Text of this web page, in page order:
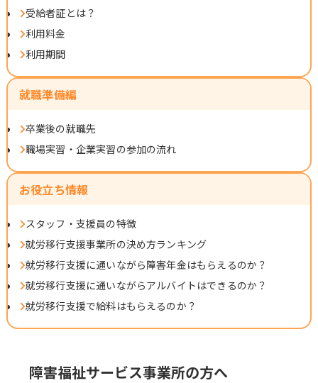
受給者証とは？
利用料金
利用期間
就職準備編
卒業後の就職先
職場実習・企業実習の参加の流れ
お役立ち情報
スタッフ・支援員の特徴
就労移行支援事業所の決め方ランキング
就労移行支援に通いながら障害年金はもらえるのか？
就労移行支援に通いながらアルバイトはできるのか？
就労移行支援で給料はもらえるのか？
障害福祉サービス事業所の方へ